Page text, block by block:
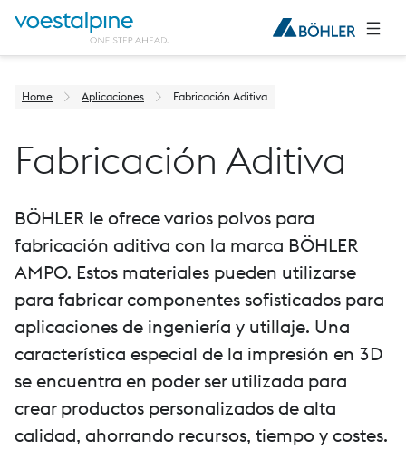
Home Aplicaciones Fabricación Aditiva
Fabricación Aditiva
BÖHLER le ofrece varios polvos para
fabricación aditiva con la marca BÖHLER
AMPO. Estos materiales pueden utilizarse
para fabricar componentes sofisticados para
aplicaciones de ingeniería y utillaje. Una
característica especial de la impresión en 3D
se encuentra en poder ser utilizada para
crear productos personalizados de alta
calidad, ahorrando recursos, tiempo y costes.